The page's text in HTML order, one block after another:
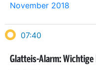
November 2018
07:40
Glatteis-Alarm: